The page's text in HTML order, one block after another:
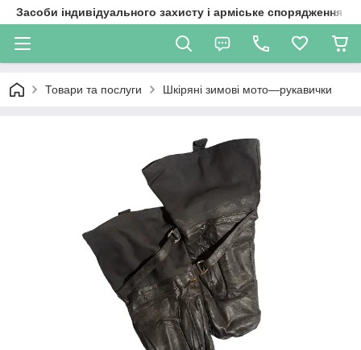
Засоби індивідуального захисту і арміське спорядження
Товари та послуги Шкіряні зимові мото—рукавички